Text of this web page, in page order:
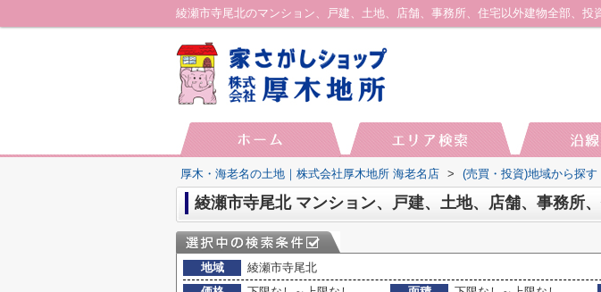
厚木・海老名の土地｜株式会社厚木地所 海老名店 > (売買・投資)地域から探す
地域
綾瀬市寺尾北